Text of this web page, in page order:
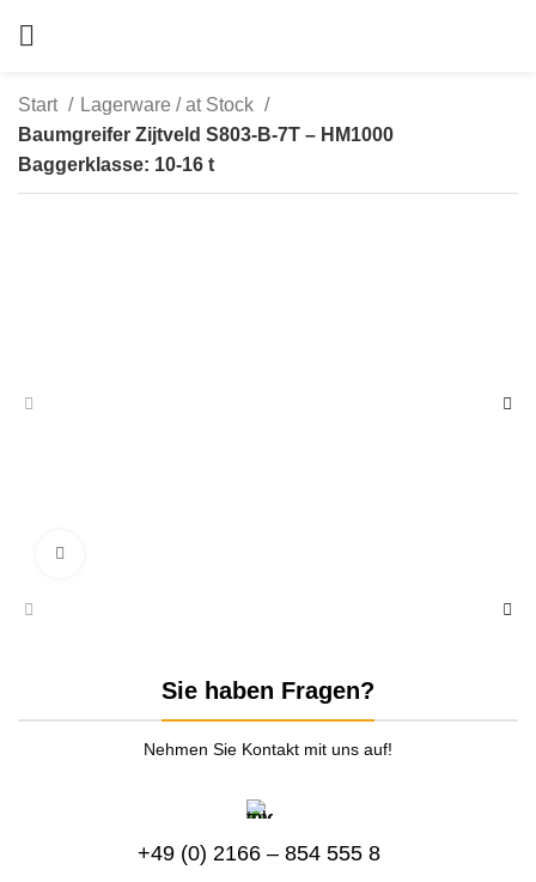
Start
Lagerware / at Stock
Baumgreifer Zijtveld S803-B-7T – HM1000
Baggerklasse: 10-16 t
Sie haben Fragen?
Nehmen Sie Kontakt mit uns auf!
+49 (0) 2166 – 854 555 8